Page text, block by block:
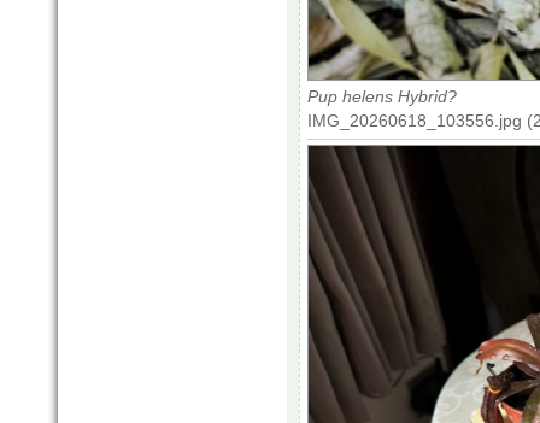
Pup helens Hybrid?
IMG_20260618_103556.jpg